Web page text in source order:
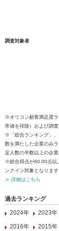
調査対象者
※オリコン顧客満足度
常値を排除）および調
※「総合ランキング」、
数を満たした企業のみ
定人数の半数以上の企
※総合得点が60.00点以
ンクイン対象となります
≫ 詳細はこちら
過去ランキング
2024年
2023年
2016年
2015年